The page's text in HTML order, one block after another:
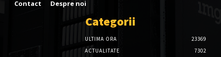
Contact Despre noi
Categorii
ULTIMA ORA
23369
ACTUALITATE
7302